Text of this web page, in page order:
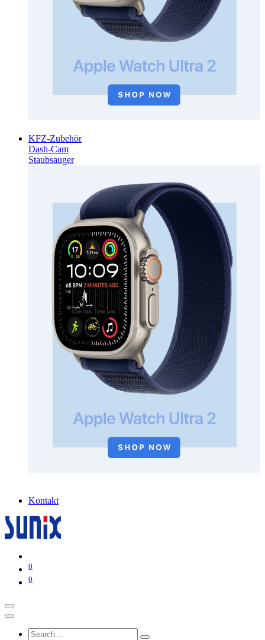
KFZ-Zubehör
Dash-Cam
Staubsauger
Kontakt
0
0